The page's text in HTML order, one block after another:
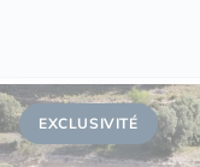
EXCLUSIVITÉ